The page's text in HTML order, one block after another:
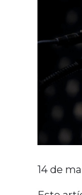
14 de